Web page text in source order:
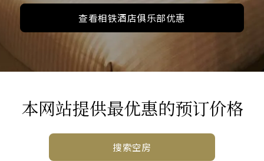
查看相铁酒店俱乐部优惠
本网站提供最优惠的预订价格
搜索空房